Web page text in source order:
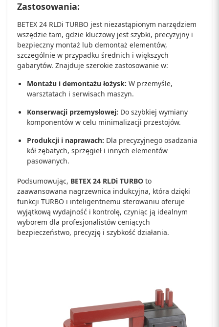
Zastosowania:
BETEX 24 RLDi TURBO jest niezastąpionym narzędziem
wszędzie tam, gdzie kluczowy jest szybki, precyzyjny i
bezpieczny montaż lub demontaż elementów,
szczególnie w przypadku średnich i większych
gabarytów. Znajduje szerokie zastosowanie w:
Montażu i demontażu łożysk: W przemyśle,
warsztatach i serwisach maszyn.
Konserwacji przemysłowej: Do szybkiej wymiany
komponentów w celu minimalizacji przestojów.
Produkcji i naprawach: Dla precyzyjnego osadzania
kół zębatych, sprzęgieł i innych elementów
pasowanych.
Podsumowując, BETEX 24 RLDi TURBO to
zaawansowana nagrzewnica indukcyjna, która dzięki
funkcji TURBO i inteligentnemu sterowaniu oferuje
wyjątkową wydajność i kontrolę, czyniąc ją idealnym
wyborem dla profesjonalistów ceniących
bezpieczeństwo, precyzję i szybkość działania.